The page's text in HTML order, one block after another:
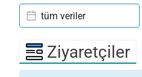
tüm veriler
Ziyaretçiler